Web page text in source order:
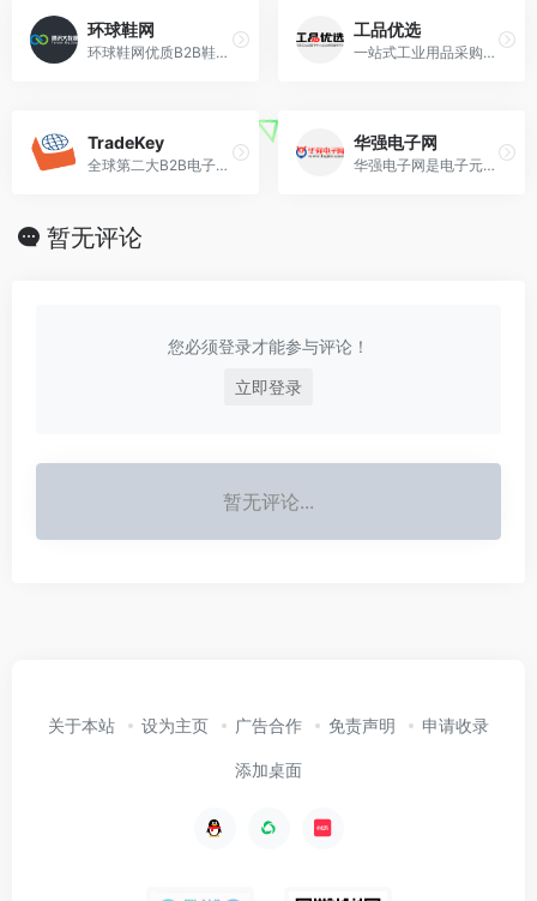
环球鞋网
环球鞋网优质B2B鞋子行业电子商务平台
工品优选
一站式工业用品采购平台，京东工业品旗下中小企业采购服务平台。
TradeKey
全球第二大B2B电子商务平台，也是近年来最受外贸行业关注的外贸B2B网站。
华强电子网
华强电子网是电子元器件原材料采购垂直B2B网站，为全球ic芯片/电子元件/配件采购商、供应商、贸易商、制造商提供专业的服务
暂无评论
您必须登录才能参与评论！
立即登录
暂无评论...
关于本站 设为主页 广告合作 免责声明 申请收录
添加桌面